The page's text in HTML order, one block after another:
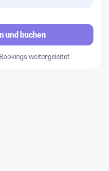
und buchen
weitergeleitet